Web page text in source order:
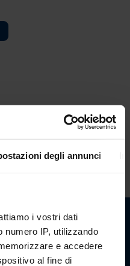
degli annunci
i vostri dati
numero IP, utilizzando
e accedere
al fine di